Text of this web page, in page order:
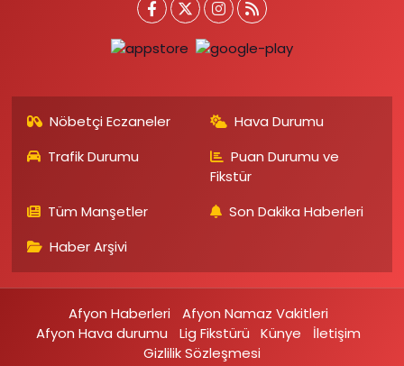
Nöbetçi Eczaneler
Hava Durumu
Trafik Durumu
Puan Durumu ve
Fikstür
Tüm Manşetler
Son Dakika Haberleri
Haber Arşivi
Afyon Haberleri
Afyon Namaz Vakitleri
Afyon Hava durumu
Lig Fikstürü Künye
İletişim
Gizlilik Sözleşmesi